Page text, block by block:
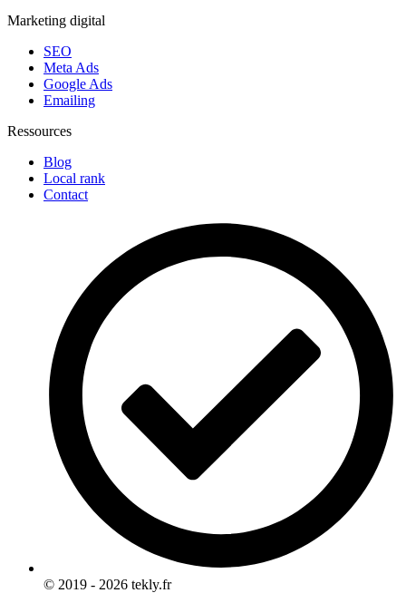
Marketing digital
SEO
Meta Ads
Google Ads
Emailing
Ressources
Blog
Local rank
Contact
© 2019 - 2026 tekly.fr